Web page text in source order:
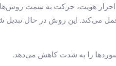
هویت، حرکت به سمت
عمل می‌کند. این روش در حال
را به شدت کاهش می‌دهد.